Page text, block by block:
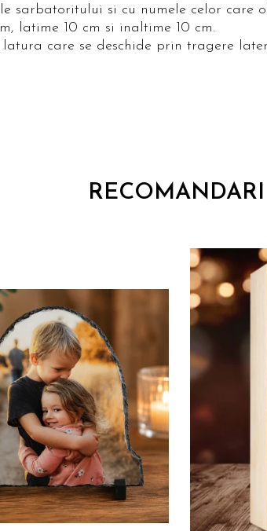
sarbatoritului si cu numele celor care
latime 10 cm si inaltime 10 cm.
care se deschide prin tragere
RECOMANDARI